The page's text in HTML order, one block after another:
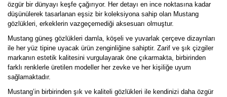
özgür bir dünyayı keşfe çağırıyor. Her detayı en ince noktasına kadar
düşünülerek tasarlanan eşsiz bir koleksiyona sahip olan Mustang
gözlükleri, erkeklerin vazgeçemediği aksesuarı olmuştur.
Mustang güneş gözlükleri damla, köşeli ve yuvarlak çerçeve dizaynları
ile her yüz tipine uyacak ürün zenginliğine sahiptir. Zarif ve şık çizgiler
markanın estetik kalitesini vurgulayarak öne çıkarmakta, birbirinden
farklı renklerle üretilen modeller her zevke ve her kişiliğe uyum
sağlamaktadır.
Mustang’in birbirinden şık ve kaliteli gözlükleri ile kendinizi daha özgür